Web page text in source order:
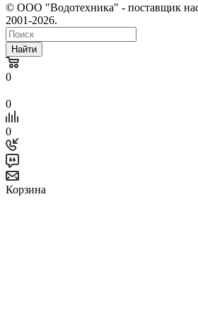
© ООО "Водотехника" - поставщик
2001-2026.
Найти
0
0
0
Корзина